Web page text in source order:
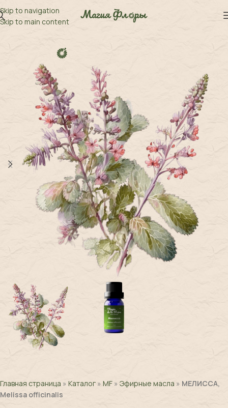
Skip to navigation
Skip to main content
Главная страница » Каталог » MF » Эфирные масла » МЕЛИССА,
Melissa officinalis